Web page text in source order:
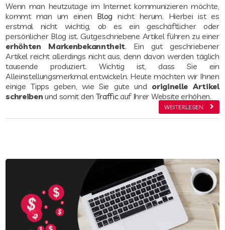
Wenn man heutzutage im Internet kommunizieren möchte,
kommt man um einen Blog nicht herum. Hierbei ist es
erstmal nicht wichtig, ob es ein geschäftlicher oder
persönlicher Blog ist. Gutgeschriebene Artikel führen zu einer
erhöhten Markenbekanntheit. Ein gut geschriebener
Artikel reicht allerdings nicht aus, denn davon werden täglich
tausende produziert. Wichtig ist, dass Sie ein
Alleinstellungsmerkmal entwickeln. Heute möchten wir Ihnen
einige Tipps geben, wie Sie gute und originelle Artikel
schreiben und somit den Trafficauf Ihrer Website erhöhen.
WEITERLESEN